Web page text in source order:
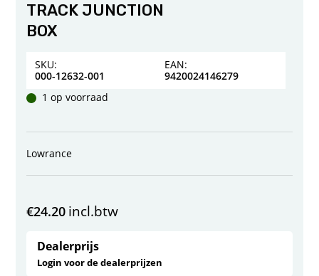
TRACK JUNCTION
BOX
SKU:
000-12632-001
EAN:
9420024146279
1 op voorraad
Lowrance
€24.20 incl.btw
Dealerprijs
Login voor de dealerprijzen